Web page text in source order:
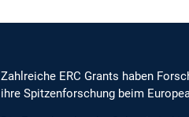
Zahlreiche ERC Grants haben
ihre Spitzenforschung beim